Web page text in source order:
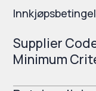
Supplier
Minimum